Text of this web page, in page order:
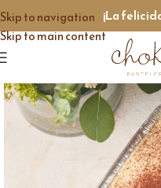
Skip to navigation
Skip to main content
¡La